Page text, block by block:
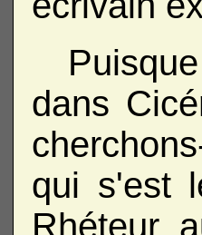
dans
qui s'est
Rhéteur,